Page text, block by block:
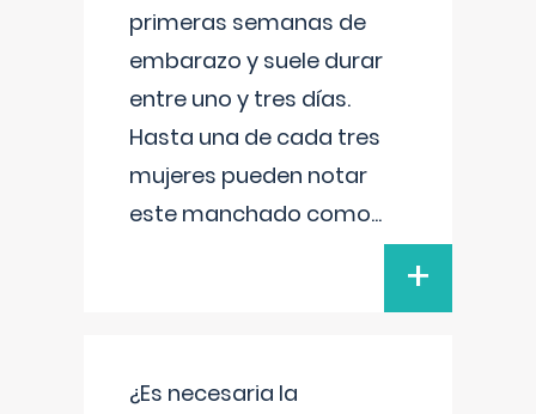
primeras semanas de
embarazo y suele durar
entre uno y tres días.
Hasta una de cada tres
mujeres pueden notar
este manchado como...
+
¿Es necesaria la